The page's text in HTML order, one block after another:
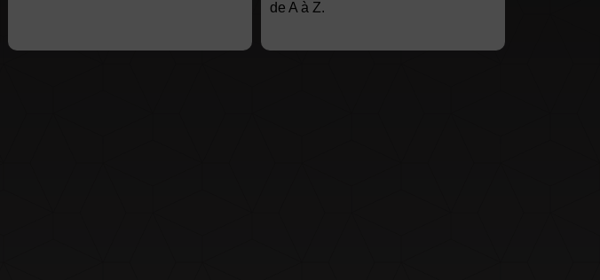
de A à Z.